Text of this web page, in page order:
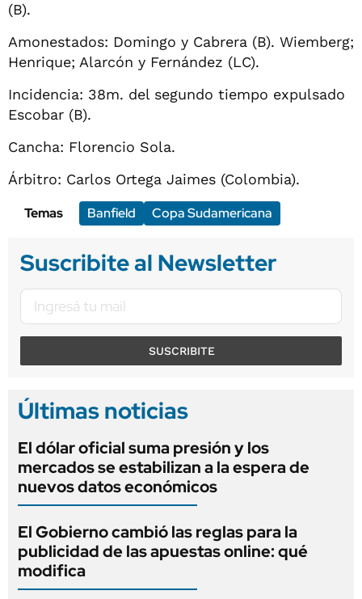
(B).
Amonestados: Domingo y Cabrera (B). Wiemberg;
Henrique; Alarcón y Fernández (LC).
Incidencia: 38m. del segundo tiempo expulsado
Escobar (B).
Cancha: Florencio Sola.
Árbitro: Carlos Ortega Jaimes (Colombia).
Temas
Banfield Copa Sudamericana
Suscribite al Newsletter
SUSCRIBITE
Últimas noticias
El dólar oficial suma presión y los
mercados se estabilizan a la espera de
nuevos datos económicos
El Gobierno cambió las reglas para la
publicidad de las apuestas online: qué
modifica